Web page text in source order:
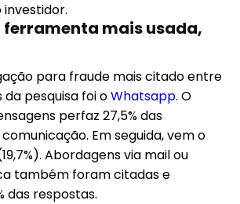
mais usada,
para fraude mais citado entre
pesquisa foi oWhatsapp. O
perfaz 27,5% das
Em seguida, vem o
Abordagens via mail ou
também foram citadas e
das respostas.